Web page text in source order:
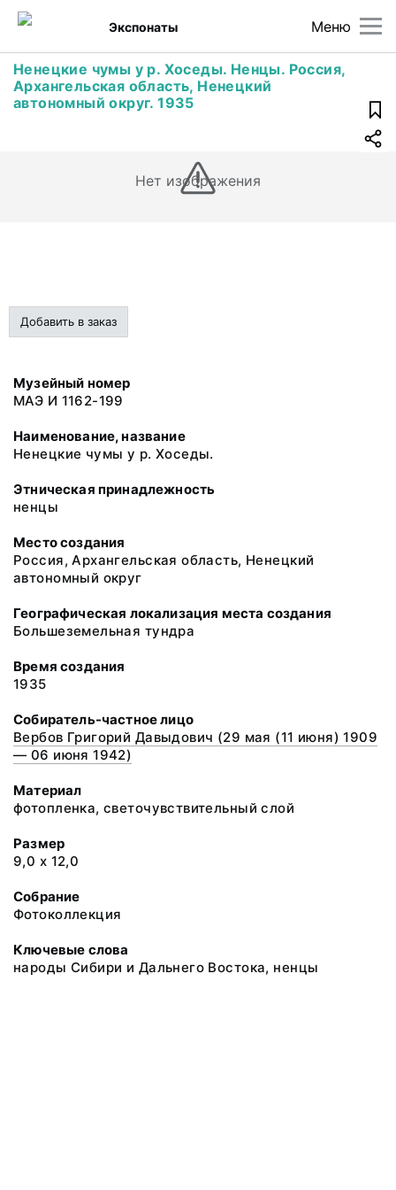
Меню
Экспонаты
Ненецкие чумы у р. Хоседы. Ненцы. Россия,
Архангельская область, Ненецкий
автономный округ. 1935
Нет изображения
Добавить в заказ
Музейный номер
МАЭ И 1162-199
Наименование, название
Ненецкие чумы у р. Хоседы.
Этническая принадлежность
ненцы
Место создания
Россия, Архангельская область, Ненецкий
автономный округ
Географическая локализация места создания
Большеземельная тундра
Время создания
1935
Собиратель-частное лицо
Вербов Григорий Давыдович (29 мая (11 июня) 1909
— 06 июня 1942)
Материал
фотопленка, светочувствительный слой
Размер
9,0 х 12,0
Собрание
Фотоколлекция
Ключевые слова
народы Сибири и Дальнего Востока, ненцы